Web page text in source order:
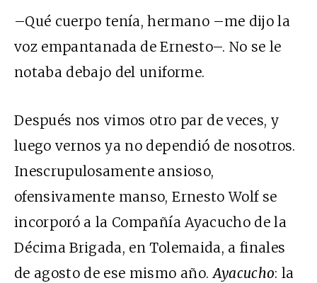
–Qué cuerpo tenía, hermano –me dijo la
voz empantanada de Ernesto–. No se le
notaba debajo del uniforme.
Después nos vimos otro par de veces, y
luego vernos ya no dependió de nosotros.
Inescrupulosamente ansioso,
ofensivamente manso, Ernesto Wolf se
incorporó a la Compañía Ayacucho de la
Décima Brigada, en Tolemaida, a finales
de agosto de ese mismo año.Ayacucho: la